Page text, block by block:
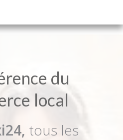
du
local
tous les